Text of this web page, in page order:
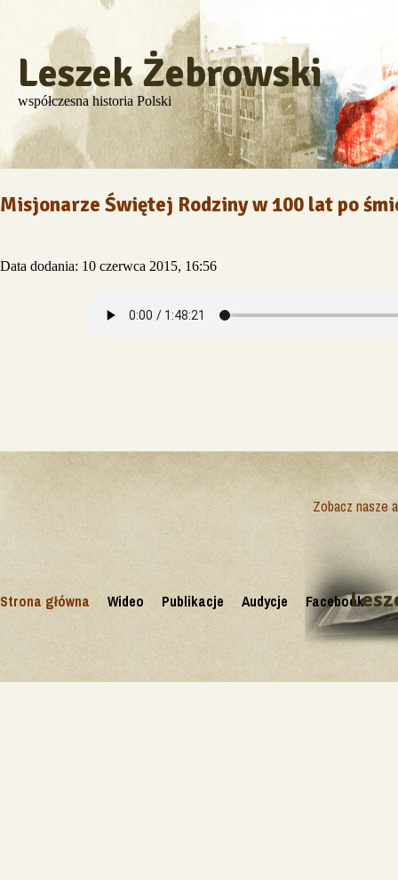
Leszek Żebrowski
współczesna historia Polski
Misjonarze Świętej Rodziny w 100 lat po
Data dodania: 10 czerwca 2015, 16:56
Strona główna Wideo Publikacje Audycje Facebook
Zobacz nasze